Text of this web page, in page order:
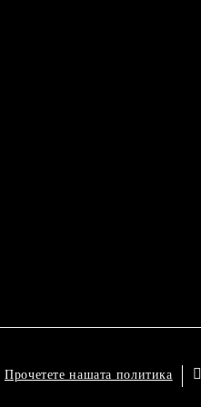
Прочетете нашата политика